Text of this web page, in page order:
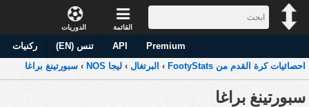
الدوريات القائمة
ركنيات تنس (EN) API
Premium
احصائيات كرة القدم من FootyStats
› البرتغال › ليجا NOS › سبورتينغ براغا
سبورتينغ براغا